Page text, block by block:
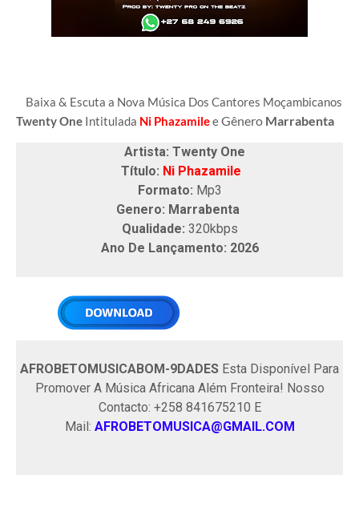
Baixa & Escuta a Nova Música Dos Cantores Moçambicanos
Twenty One Intitulada Ni PhazamileeGênero Marrabenta
Artista: Twenty One
Título: Ni Phazamile
Formato: Mp3
Genero: Marrabenta
Qualidade: 320kbps
Ano De Lançamento: 2026
AFROBETOMUSICABOM-9DADES Esta Disponível Para
Promover A Música Africana Além Fronteira! Nosso
Contacto: +258 841675210 E
Mail: AFROBETOMUSICA@GMAIL.COM